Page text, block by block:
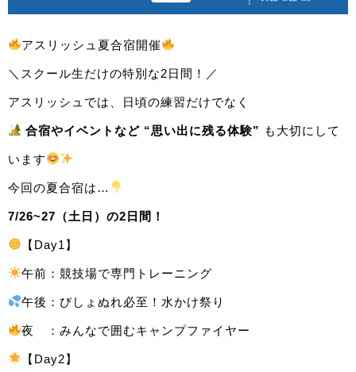
アスリッシュ夏合宿開催
＼スクール生だけの特別な2日間！／
アスリッシュでは、日頃の練習だけでなく
合宿やイベントなど “思い出に残る体験” も大切にして
います
今回の夏合宿は…
7/26~27（土日）の2日間！
【Day1】
午前：競技場で専門トレーニング
午後：びしょぬれ必至！水かけ祭り
夜 ：みんなで囲むキャンプファイヤー
【Day2】